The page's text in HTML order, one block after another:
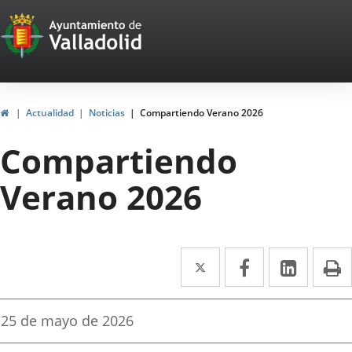
Portal
Web
del
Ayuntamiento
de
Valladolid
InicioActualidad Noticias Compartiendo Verano 2026
Compartiendo
Verano 2026
Twitter
Enlace
a
aplicación
Facebook
Enlace
a
aplicación
Enlace
a
Fecha
la
25 de mayo de 2026